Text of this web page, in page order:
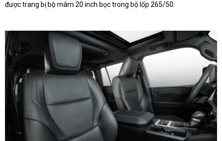
được trang bị bộ mâm 20 inch bọc trong bộ lốp 265/50.